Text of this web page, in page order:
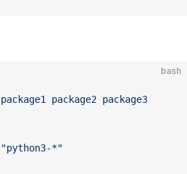
bash
package1 package2 package3
"python3-*"